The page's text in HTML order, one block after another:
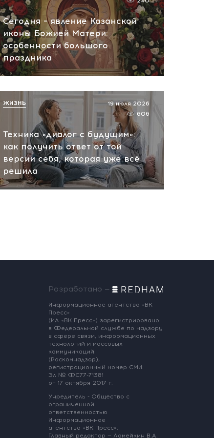
вчера, 10:13
НАТО планирует и
руководит терактами в
России! Сенсационное
заявление хакеров
вчера, 10:07
Сегодня – явление Казанской
иконы Божией Матери:
особенности большого
праздника
Техника «диалог с будущим»:
как получить ответ от той
версии себя, которая уже всё
решила
19 июля 2026
606
ЖИЗНЬ
Разработано —
Информационное агентство «ВК
Пресс»
(ИА «ВК Пресс») зарегистрировано
в Федеральной службе по надзору
в сфере связи, информационных
технологий и массовых
коммуникаций
(Роскомнадзор),
регистрационный номер СМИ:
Эл № ФС77-71381
от 17 октября 2017 г.
Учредитель - Общество с
ограниченной
ответственностью
Информационное
агентство «ВК Пресс».
Главный редактор — Ламейкин В.А.